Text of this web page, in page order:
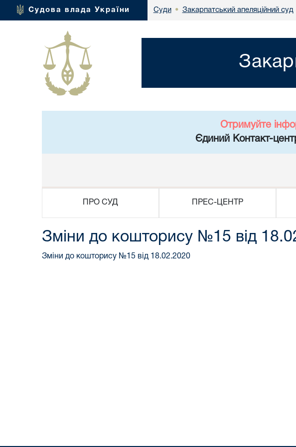
Судова влада України Суди • Закарпатський апеляційний суд
Отримуйте
Єдиний Контакт-
ПРО СУД ПРЕС-ЦЕНТР
Зміни до кошторису №15 від
Зміни до кошторису №15 від 18.02.2020